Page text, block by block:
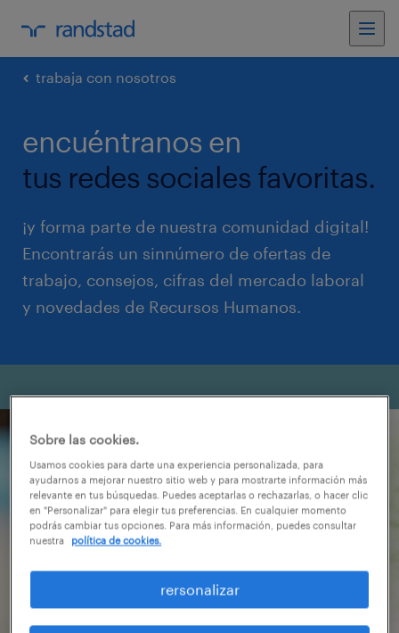
trabaja con nosotros
encuéntranos en
tus redes sociales favoritas.
¡y forma parte de nuestra comunidad digital!
Encontrarás un sinnúmero de ofertas de
trabajo, consejos, cifras del mercado laboral
y novedades de Recursos Humanos.
Sobre las cookies.
Usamos cookies para darte una experiencia personalizada, para
ayudarnos a mejorar nuestro sitio web y para mostrarte información más
relevante en tus búsquedas. Puedes aceptarlas o rechazarlas, o hacer clic
en "Personalizar" para elegir tus preferencias. En cualquier momento
podrás cambiar tus opciones. Para más información, puedes consultar
nuestra
política de cookies.
rersonalizar